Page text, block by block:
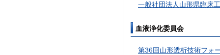
一般社団法人山形県臨床
血液浄化委員会
第36回山形透析技術フォ